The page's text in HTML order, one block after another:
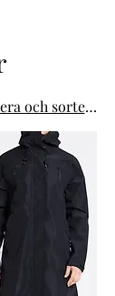
och sortera